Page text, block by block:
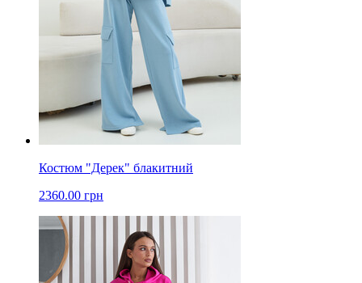
Костюм "Дерек" блакитний
2360.00 грн